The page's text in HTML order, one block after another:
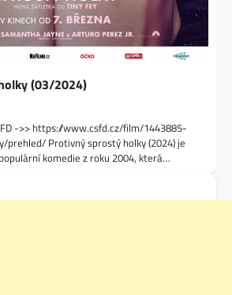
(03/2024)
->> https://www.csfd.cz/film/1443885-
Protivný sprostý holky (2024) je
komedie z roku 2004, která…